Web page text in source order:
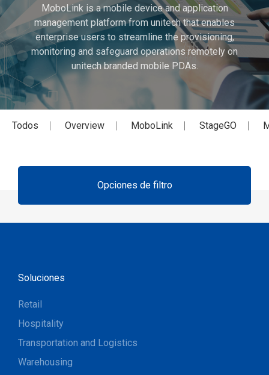
MoboLink is a mobile device and application
management platform from unitech that enables
enterprise users to streamline the provisioning,
monitoring and safeguard operations remotely on
unitech branded mobile PDAs.
Todos Overview MoboLink StageGO
Opciones de filtro
Soluciones
Retail
Hospitality
Transportation and Logistics
Warehousing